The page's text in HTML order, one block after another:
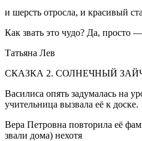
и шерсть отросла, и красивый
Как звать это чудо? Да, просто
Татьяна Лев
СКАЗКА 2. СОЛНЕЧНЫЙ
Василиса опять задумалась на
учительница вызвала её к доске.
Вера Петровна повторила её
звали дома) нехотя